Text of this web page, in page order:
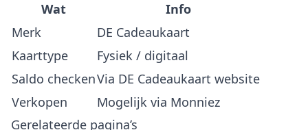
Wat
Info
Merk
DE Cadeaukaart
Kaarttype
Fysiek / digitaal
Saldo checkenVia DE Cadeaukaart website
Verkopen
Mogelijk via Monniez
Gerelateerde pagina’s